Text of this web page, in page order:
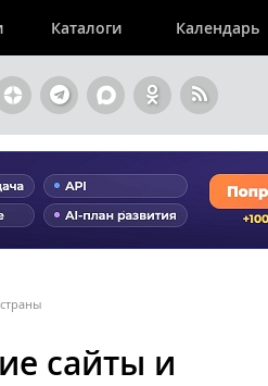
Каталоги Календарь
сайты и